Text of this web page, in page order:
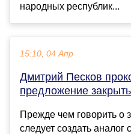
народных республик...
15:10, 04 Апр
Дмитрий Песков
предложение
Прежде чем говорить о
следует создать аналог